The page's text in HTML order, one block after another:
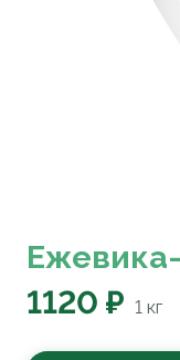
1120 ₽ 1 кг